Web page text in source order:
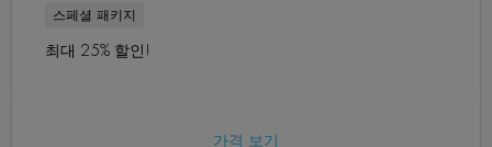
스페셜 패키지
최대 25% 할인!
가격 보기